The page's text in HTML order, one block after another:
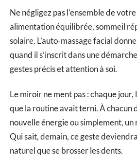
Ne négligez pas l’ensemble de votre
alimentation équilibrée, sommeil
solaire. L’auto-massage facial
quand il s’inscrit dans une
gestes précis et attention à soi.
Le miroir ne ment pas : chaque
que la routine avait terni. À chacun
nouvelle énergie ou simplement, un
Qui sait, demain, ce geste
naturel que se brosser les dents.